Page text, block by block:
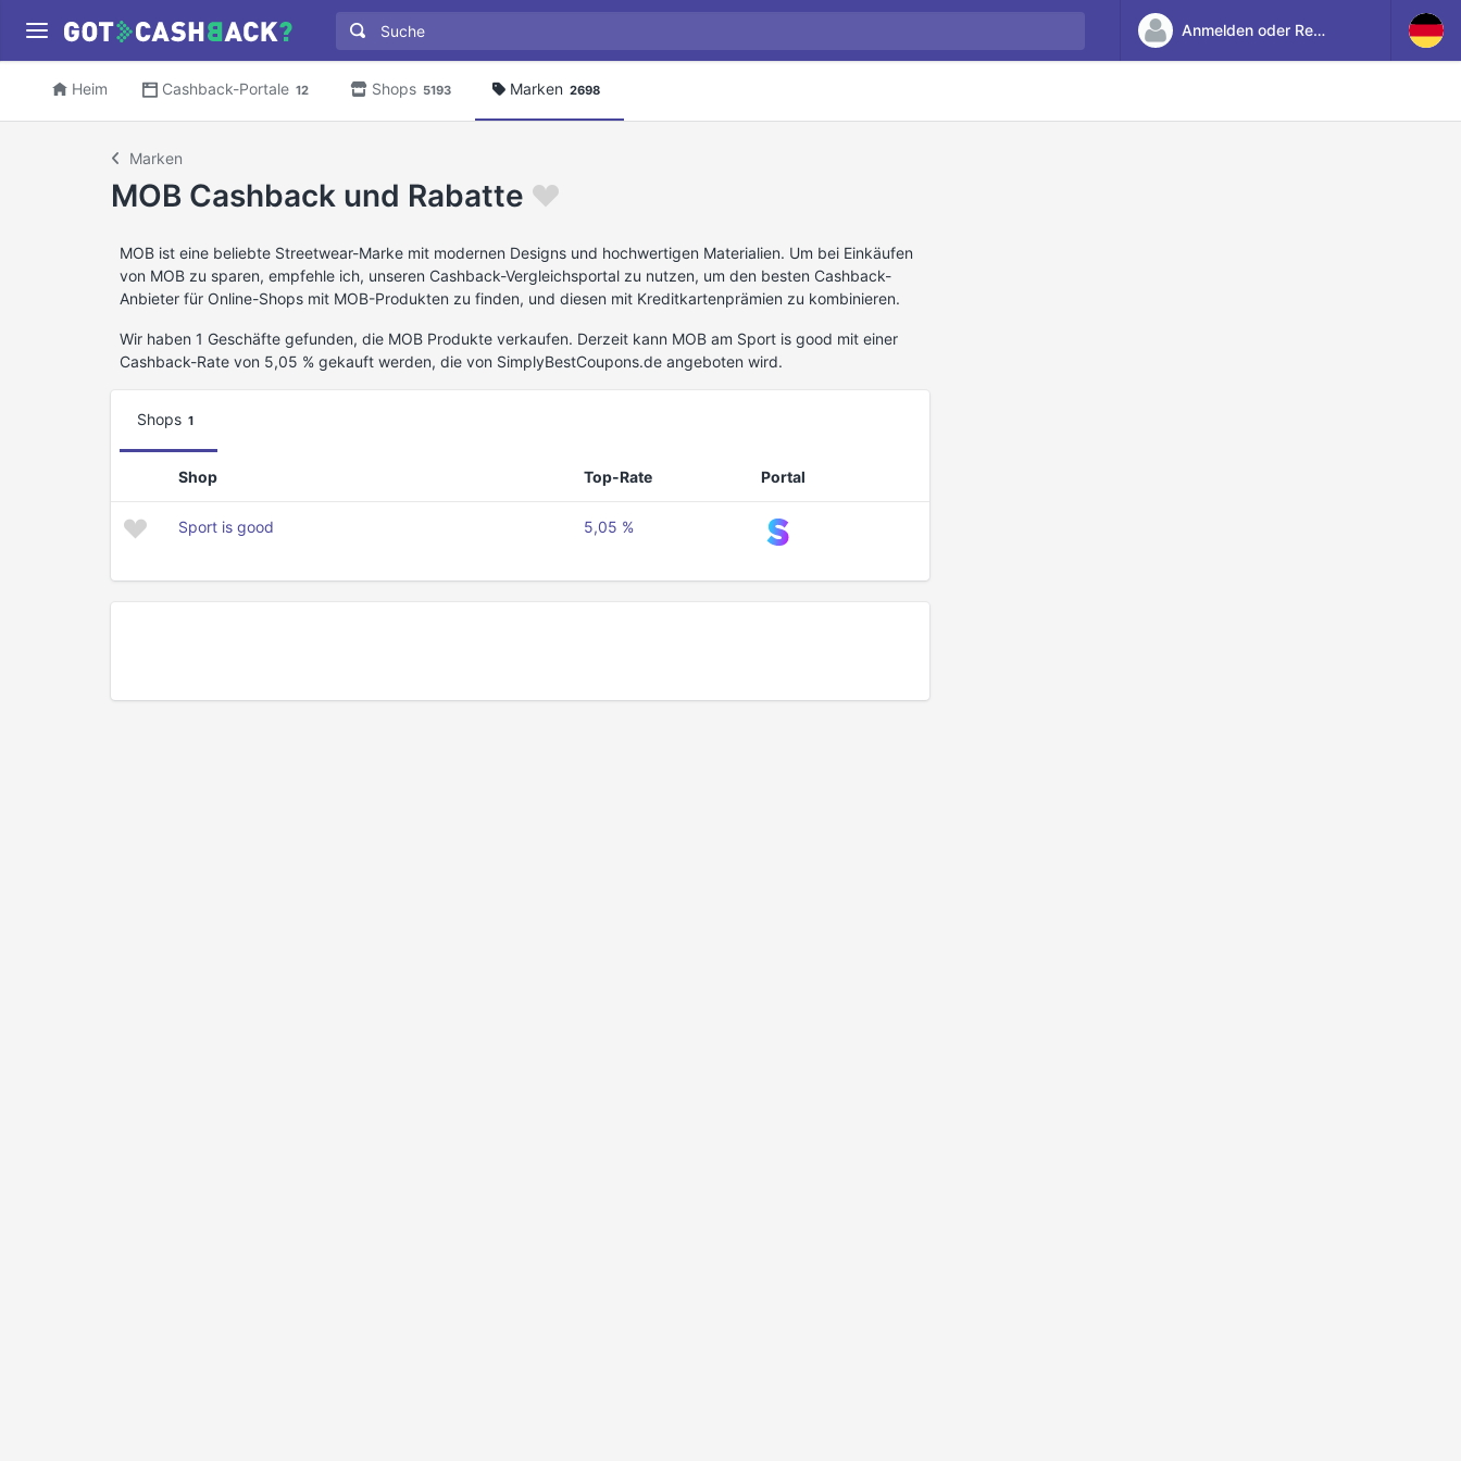
Anmelden oder Registrieren
Heim Cashback-Portale 12 Shops 5193 Marken 2698
Marken
MOB Cashback und Rabatte
MOB ist eine beliebte Streetwear-Marke mit modernen Designs und hochwertigen Materialien. Um bei Einkäufen
von MOB zu sparen, empfehle ich, unseren Cashback-Vergleichsportal zu nutzen, um den besten Cashback-
Anbieter für Online-Shops mit MOB-Produkten zu finden, und diesen mit Kreditkartenprämien zu kombinieren.
Wir haben 1 Geschäfte gefunden, die MOB Produkte verkaufen. Derzeit kann MOB am Sport is good mit einer
Cashback-Rate von 5,05 % gekauft werden, die von SimplyBestCoupons.de angeboten wird.
Shops 1
Shop Top-Rate Portal
Sport is good 5,05 %